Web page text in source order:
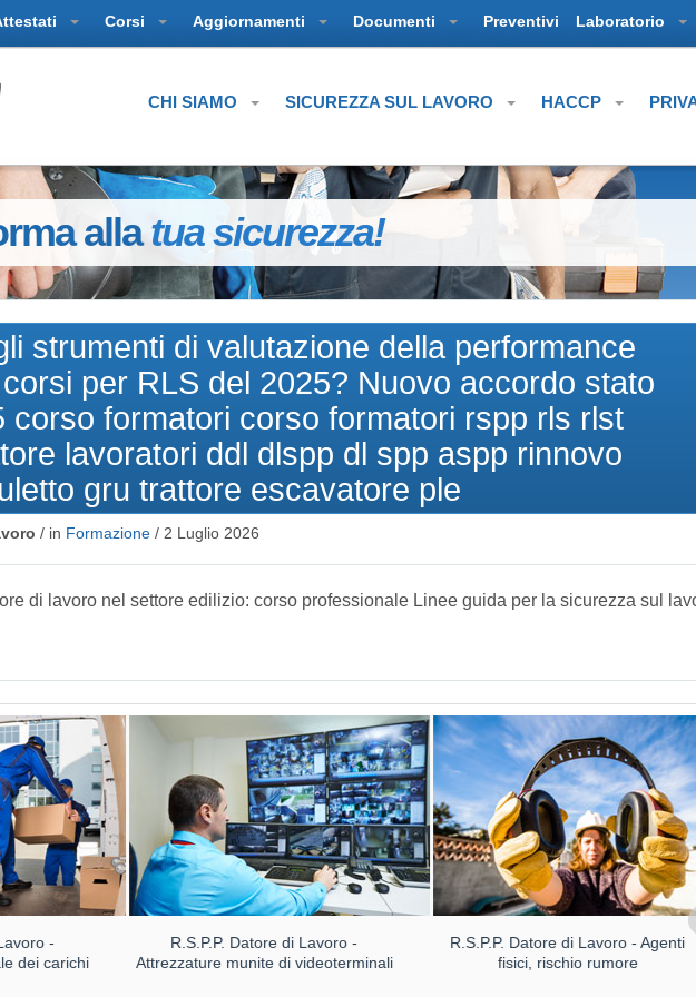
Corsi Aggiornamenti Documenti Preventivi Laboratorio
CHI SIAMO SICUREZZA SUL LAVORO HACCP
allatua sicurezza!
strumenti di valutazione della performance
per RLS del 2025? Nuovo accordo stato
corso formatori corso formatori rspp rls rlst
lavoratori ddl dlspp dl spp aspp rinnovo
gru trattore escavatore ple
/ in Formazione / 2 Luglio 2026
di lavoro nel settore edilizio: corso professionale Linee guida per la sicurezza sul
-
dei carichi
R.S.P.P. Datore di Lavoro -
Attrezzature munite di videoterminali
R.S.P.P. Datore di Lavoro - Agenti
fisici, rischio rumore